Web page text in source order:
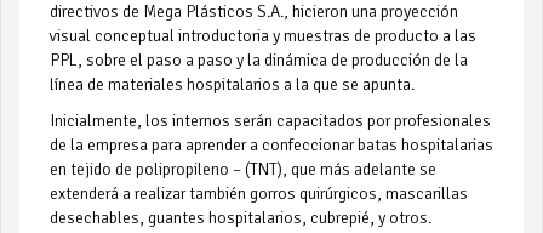
directivos de Mega Plásticos S.A., hicieron una proyección
visual conceptual introductoria y muestras de producto a las
PPL, sobre el paso a paso y la dinámica de producción de la
línea de materiales hospitalarios a la que se apunta.
Inicialmente, los internos serán capacitados por profesionales
de la empresa para aprender a confeccionar batas hospitalarias
en tejido de polipropileno – (TNT), que más adelante se
extenderá a realizar también gorros quirúrgicos, mascarillas
desechables, guantes hospitalarios, cubrepié, y otros.